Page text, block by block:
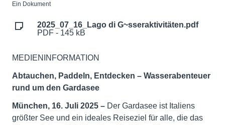
Ein Dokument
2025_07_16_Lago di G~sseraktivitäten.pdf
PDF - 145 kB
MEDIENINFORMATION
Abtauchen, Paddeln, Entdecken – Wasserabenteuer
rund um den Gardasee
München, 16. Juli 2025 – Der Gardasee ist Italiens
größter See und ein ideales Reiseziel für alle, die das